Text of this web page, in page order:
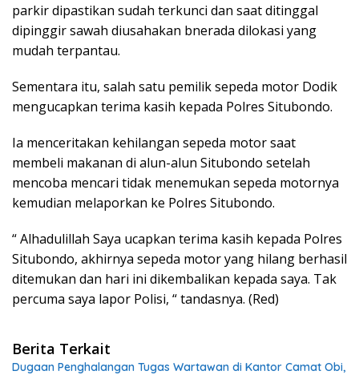
parkir dipastikan sudah terkunci dan saat ditinggal
dipinggir sawah diusahakan bnerada dilokasi yang
mudah terpantau.
Sementara itu, salah satu pemilik sepeda motor Dodik
mengucapkan terima kasih kepada Polres Situbondo.
Ia menceritakan kehilangan sepeda motor saat
membeli makanan di alun-alun Situbondo setelah
mencoba mencari tidak menemukan sepeda motornya
kemudian melaporkan ke Polres Situbondo.
“ Alhadulillah Saya ucapkan terima kasih kepada Polres
Situbondo, akhirnya sepeda motor yang hilang berhasil
ditemukan dan hari ini dikembalikan kepada saya. Tak
percuma saya lapor Polisi, “ tandasnya. (Red)
Berita Terkait
Dugaan Penghalangan Tugas Wartawan di Kantor Camat Obi,